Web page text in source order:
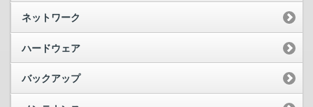
ネットワーク
ハードウェア
バックアップ